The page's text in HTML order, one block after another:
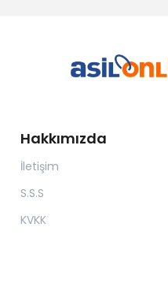
Hakkımızda
İletişim
S.S.S
KVKK